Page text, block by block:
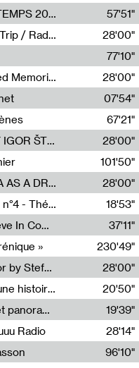
LA PYRAMIDE DE BOIS 12 / PRINTEMPS 2026
57'51"
Radia Show #1102 : The Economic Trip / Radio Grenouille
28'00"
77'10"
Radia Show Show #1101 : Embedded Memories by Jimmy Peggie / radioart106
28'00"
07'54"
67'21"
Radia Show #1100 : 74.48 DB(A) BY IGOR ŠTROMAJER FOR RADIO X
28'00"
101'50"
Radia Show #1099: TEA FM LORCA AS A DREAM
28'00"
Mimésis : MATERIA PRIMA # étude n°4 - Théâtre de l’Aquarium
18'53"
Ok Deluxe (full album) - I Don't Believe In Computing
37'11"
»
230'49"
Radia Show #1098: Radio Tecnicolor by Stefan Nussbaumer & Georg Zichy (Radio Orange 94.0)
28'00"
Mémoires en Creux #2 : Archive d'une histoire artistique
20'50"
Mémoires en Creux #1 : Contexte et panorama
19'39"
Radio
28'14"
96'10"